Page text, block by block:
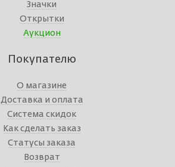
Значки
Открытки
Аукцион
Покупателю
О магазине
Доставка и оплата
Система скидок
Как сделать заказ
Статусы заказа
Возврат